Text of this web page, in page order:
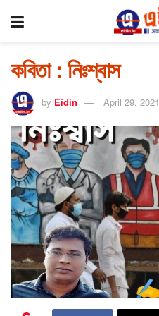
কবিতা : নিঃশ্বাস
by Eidin April 29, 2021